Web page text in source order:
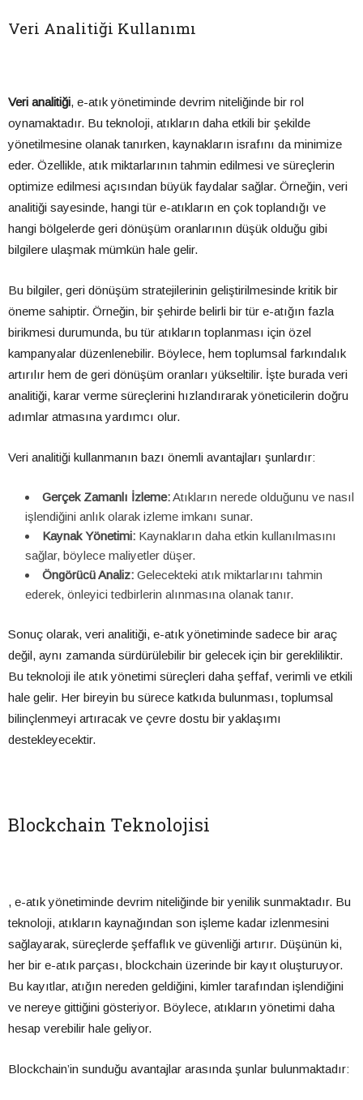
Veri Analitiği Kullanımı
Veri analitiği, e-atık yönetiminde devrim niteliğinde bir rol
oynamaktadır. Bu teknoloji, atıkların daha etkili bir şekilde
yönetilmesine olanak tanırken, kaynakların israfını da minimize
eder. Özellikle, atık miktarlarının tahmin edilmesi ve süreçlerin
optimize edilmesi açısından büyük faydalar sağlar. Örneğin, veri
analitiği sayesinde, hangi tür e-atıkların en çok toplandığı ve
hangi bölgelerde geri dönüşüm oranlarının düşük olduğu gibi
bilgilere ulaşmak mümkün hale gelir.
Bu bilgiler, geri dönüşüm stratejilerinin geliştirilmesinde kritik bir
öneme sahiptir. Örneğin, bir şehirde belirli bir tür e-atığın fazla
birikmesi durumunda, bu tür atıkların toplanması için özel
kampanyalar düzenlenebilir. Böylece, hem toplumsal farkındalık
artırılır hem de geri dönüşüm oranları yükseltilir. İşte burada veri
analitiği, karar verme süreçlerini hızlandırarak yöneticilerin doğru
adımlar atmasına yardımcı olur.
Veri analitiği kullanmanın bazı önemli avantajları şunlardır:
Gerçek Zamanlı İzleme:Atıkların nerede olduğunu ve nasıl
işlendiğini anlık olarak izleme imkanı sunar.
Kaynak Yönetimi: Kaynakların daha etkin kullanılmasını
sağlar, böylece maliyetler düşer.
Öngörücü Analiz: Gelecekteki atık miktarlarını tahmin
ederek, önleyici tedbirlerin alınmasına olanak tanır.
Sonuç olarak, veri analitiği, e-atık yönetiminde sadece bir araç
değil, aynı zamanda sürdürülebilir bir gelecek için bir gerekliliktir.
Bu teknoloji ile atık yönetimi süreçleri daha şeffaf, verimli ve etkili
hale gelir. Her bireyin bu sürece katkıda bulunması, toplumsal
bilinçlenmeyi artıracak ve çevre dostu bir yaklaşımı
destekleyecektir.
Blockchain Teknolojisi
, e-atık yönetiminde devrim niteliğinde bir yenilik sunmaktadır. Bu
teknoloji, atıkların kaynağından son işleme kadar izlenmesini
sağlayarak, süreçlerde şeffaflık ve güvenliği artırır. Düşünün ki,
her bir e-atık parçası, blockchain üzerinde bir kayıt oluşturuyor.
Bu kayıtlar, atığın nereden geldiğini, kimler tarafından işlendiğini
ve nereye gittiğini gösteriyor. Böylece, atıkların yönetimi daha
hesap verebilir hale geliyor.
Blockchain’in sunduğu avantajlar arasında şunlar bulunmaktadır: